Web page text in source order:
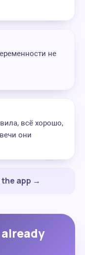
не
всё хорошо,
они
app →